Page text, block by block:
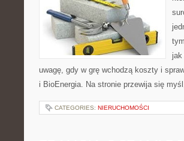
uwagę, gdy w grę wchodzą koszty i
i BioEnergia. Na stronie przewija się
CATEGORIES: NIERUCHOMOŚCI